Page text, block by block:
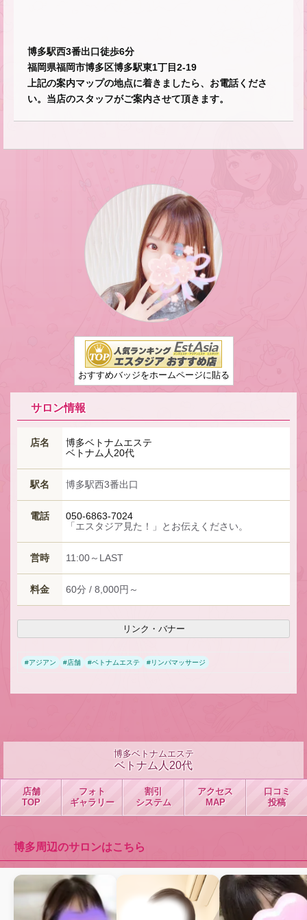
博多駅西3番出口徒歩6分
福岡県福岡市博多区博多駅東1丁目2-19
上記の案内マップの地点に着きましたら、お電話くださ
い。当店のスタッフがご案内させて頂きます。
おすすめバッジをホームページに貼る
サロン情報
店名
博多ベトナムエステ
ベトナム人20代
駅名 博多駅西3番出口
電話
050-6863-7024
「エスタジア見た！」とお伝えください。
営時 11:00～LAST
料金 60分 / 8,000円～
リンク・バナー
#アジアン #店舗 #ベトナムエステ #リンパマッサージ
博多ベトナムエステ
ベトナム人20代
店舗
TOP
フォト
ギャラリー
割引
システム
アクセス
MAP
口コミ
投稿
博多周辺のサロンはこちら